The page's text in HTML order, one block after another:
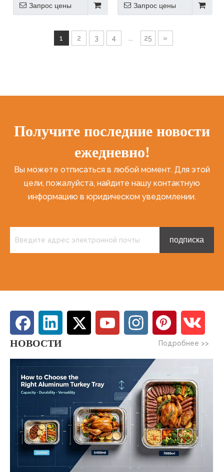
Запрос цены
повседневного хранения
вынос и выпечки.
Сделанный из пищевого
переработке.
Запрос цены
1 2 3 4 25 »
Получите последние новости
ежедневно!
Вы можете отписаться в любой момент. Для этой
цели, пожалуйста, найдите нашу контактную
информацию в юридическом уведомлении.
подписка
НОВОСТИ Подробнее >>